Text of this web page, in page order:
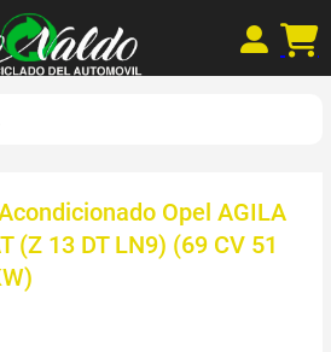
Opel AGILA
(Z 13 DT LN9) (69 CV 51